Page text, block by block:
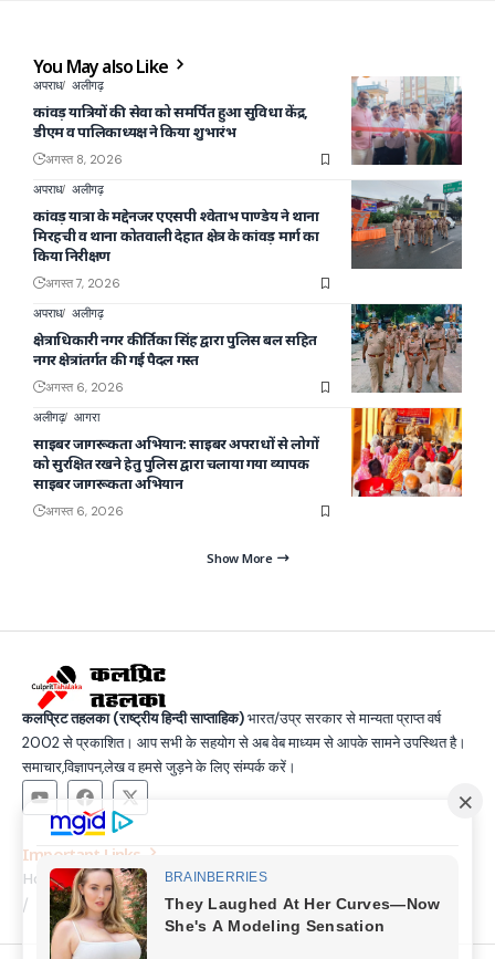
You May also Like
अपराध अलीगढ़
कांवड़ यात्रियों की सेवा को समर्पित हुआ सुविधा केंद्र,
डीएम व पालिकाध्यक्ष ने किया शुभारंभ
अगस्त 8, 2026
अपराध अलीगढ़
कांवड़ यात्रा के मद्देनजर एएसपी श्वेताभ पाण्डेय ने थाना
मिरहची व थाना कोतवाली देहात क्षेत्र के कांवड़ मार्ग का
किया निरीक्षण
अगस्त 7, 2026
अपराध अलीगढ़
क्षेत्राधिकारी नगर कीर्तिका सिंह द्वारा पुलिस बल सहित
नगर क्षेत्रांतर्गत की गई पैदल गस्त
अगस्त 6, 2026
अलीगढ़ आगरा
साइबर जागरूकता अभियान: साइबर अपराधों से लोगों
को सुरक्षित रखने हेतु पुलिस द्वारा चलाया गया व्यापक
साइबर जागरूकता अभियान
अगस्त 6, 2026
Show More
कलप्रिट तहलका (राष्ट्रीय हिन्दी साप्ताहिक)भारत/उप्र सरकार से मान्यता प्राप्त वर्ष
2002 से प्रकाशित। आप सभी के सहयोग से अब वेब माध्यम से आपके सामने उपस्थित है।
समाचार,विज्ञापन,लेख व हमसे जुड़ने के लिए संम्पर्क करें।
Important Links
Home Latest News Contact
Privacy Policy
Terms and Condition Join Us